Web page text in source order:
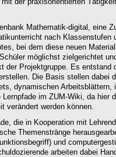
der praxisorientierten
Mathematik-digital, eine
nach Klassenstufen
bei dem diese neuen
möglichst zielgerichtet
der Projektgruppe. Es entstand
Die Basis stellen dabei
dynamischen Arbeitsblättern,
Lernpfade im ZUM-Wiki, da hier
verändert werden können.
die in Kooperation mit
Themenstränge
und
arbeiten dabei